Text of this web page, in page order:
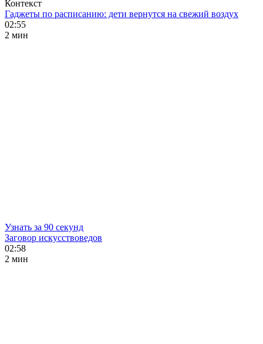
Контекст
Гаджеты по расписанию: дети вернутся на свежий воздух
02:55
2 мин
Узнать за 90 секунд
Заговор искусствоведов
02:58
2 мин